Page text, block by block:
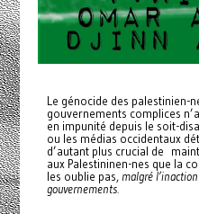
Le génocide des palestinien-
gouvernements complices
en impunité depuis le soit-
ou les médias occidentaux
d’autant plus crucial de
aux Palestininen-nes que la
les oublie pas, malgré
gouvernements.